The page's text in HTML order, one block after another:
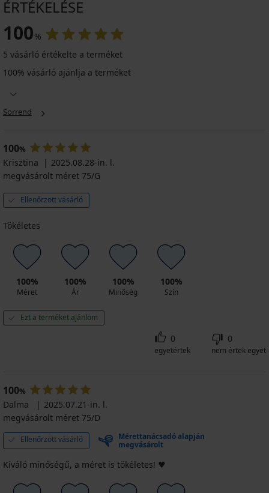
ÉRTÉKELÉSE
100%
5 vásárló értékelte a terméket
100% vásárló ajánlja a terméket
Sorrend
100%
Krisztina
2025.08.28-in. l.
megvásárolt méret 75/G
Ellenőrzött vásárló
Tökéletes
100%
Méret
100%
Ár
100%
Minőség
100%
Szín
Ezt a terméket ajánlom
0
egyetértek
0
nem értek egyet
100%
Dalma
2025.07.21-in. l.
megvásárolt méret 75/D
Ellenőrzött vásárló
Mérettanácsadó alapján
megvásárolt
Kiváló minőségű, a méret is tökéletes! ♥️